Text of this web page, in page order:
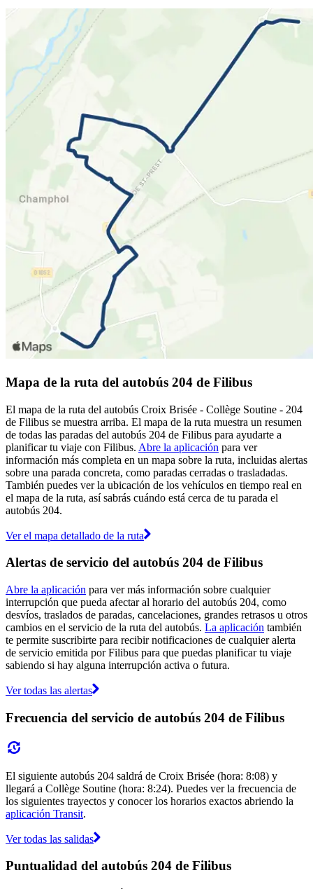
Mapa de la ruta del autobús 204 de Filibus
El mapa de la ruta del autobús Croix Brisée - Collège Soutine - 204
de Filibus se muestra arriba. El mapa de la ruta muestra un resumen
de todas las paradas del autobús 204 de Filibus para ayudarte a
planificar tu viaje con Filibus. Abre la aplicación para ver
información más completa en un mapa sobre la ruta, incluidas alertas
sobre una parada concreta, como paradas cerradas o trasladadas.
También puedes ver la ubicación de los vehículos en tiempo real en
el mapa de la ruta, así sabrás cuándo está cerca de tu parada el
autobús 204.
Ver el mapa detallado de la ruta
Alertas de servicio del autobús 204 de Filibus
Abre la aplicación para ver más información sobre cualquier
interrupción que pueda afectar al horario del autobús 204, como
desvíos, traslados de paradas, cancelaciones, grandes retrasos u otros
cambios en el servicio de la ruta del autobús. La aplicación también
te permite suscribirte para recibir notificaciones de cualquier alerta
de servicio emitida por Filibus para que puedas planificar tu viaje
sabiendo si hay alguna interrupción activa o futura.
Ver todas las alertas
Frecuencia del servicio de autobús 204 de Filibus
El siguiente autobús 204 saldrá de Croix Brisée (hora: 8:08) y
llegará a Collège Soutine (hora: 8:24). Puedes ver la frecuencia de
los siguientes trayectos y conocer los horarios exactos abriendo la
aplicación Transit.
Ver todas las salidas
Puntualidad del autobús 204 de Filibus